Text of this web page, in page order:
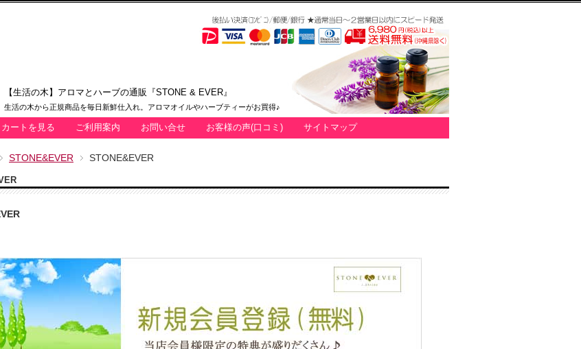
【生活の木】アロマとハーブの通販『STONE & EVER』
生活の木から正規商品を毎日新鮮仕入れ。アロマオイルやハーブティーがお買得♪
カートを見る ご利用案内 お問い合せ お客様の声(口コミ) サイトマップ
STONE&EVER STONE&EVER